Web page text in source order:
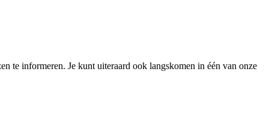
te informeren. Je kunt uiteraard ook langskomen in één van onze